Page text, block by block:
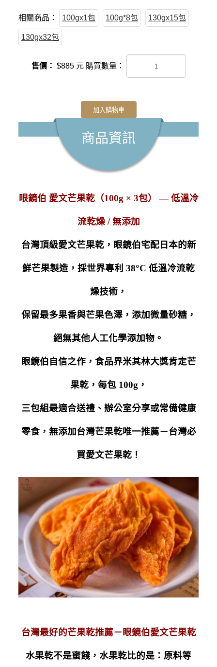
相關商品： 100gx1包 100g*8包 130gx15包
130gx32包
售價： $885元 購買數量：
加入購物車
商品資訊
眼鏡伯 愛文芒果乾（100g × 3包） — 低溫冷
流乾燥 / 無添加
台灣頂級愛文芒果乾，眼鏡伯宅配日本的新
鮮芒果製造，採世界專利 38°C 低溫冷流乾
燥技術，
保留最多果香與芒果色澤，添加微量砂糖，
絕無其他人工化學添加物。
眼鏡伯自信之作，食品界米其林大獎肯定芒
果乾，每包 100g，
三包組最適合送禮、辦公室分享或常備健康
零食，無添加台灣芒果乾唯一推薦－台灣必
買愛文芒果乾！
台灣最好的芒果乾推薦－眼鏡伯愛文芒果乾
水果乾不是蜜餞，水果乾比的是：原料等